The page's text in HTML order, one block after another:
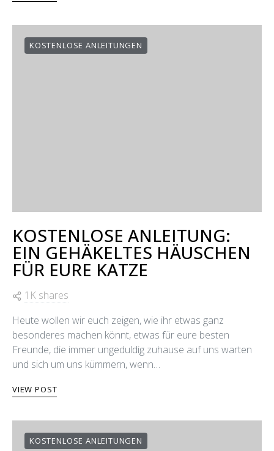
KOSTENLOSE ANLEITUNGEN
KOSTENLOSE ANLEITUNG:
EIN GEHÄKELTES HÄUSCHEN
FÜR EURE KATZE
1K shares
Heute wollen wir euch zeigen, wie ihr etwas ganz
besonderes machen könnt, etwas für eure besten
Freunde, die immer ungeduldig zuhause auf uns warten
und sich um uns kümmern, wenn…
VIEW POST
KOSTENLOSE ANLEITUNGEN